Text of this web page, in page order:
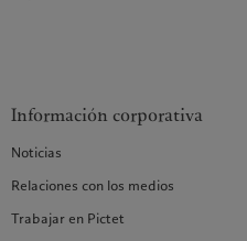
Información corporativa
Noticias
Relaciones con los medios
Trabajar en Pictet